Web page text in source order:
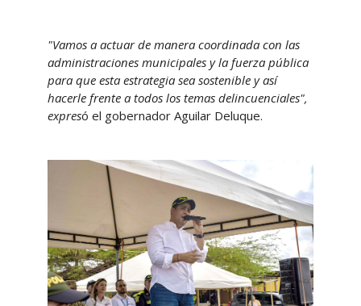
"Vamos a actuar de manera coordinada con las
administraciones municipales y la fuerza pública
para que esta estrategia sea sostenible y así
hacerle frente a todos los temas delincuenciales",
expresó el gobernador Aguilar Deluque.